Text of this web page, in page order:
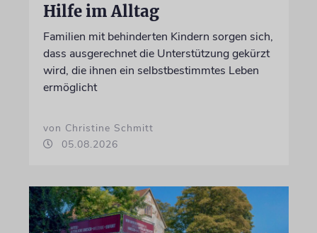
Hilfe im Alltag
Familien mit behinderten Kindern sorgen sich,
dass ausgerechnet die Unterstützung gekürzt
wird, die ihnen ein selbstbestimmtes Leben
ermöglicht
von Christine Schmitt
05.08.2026